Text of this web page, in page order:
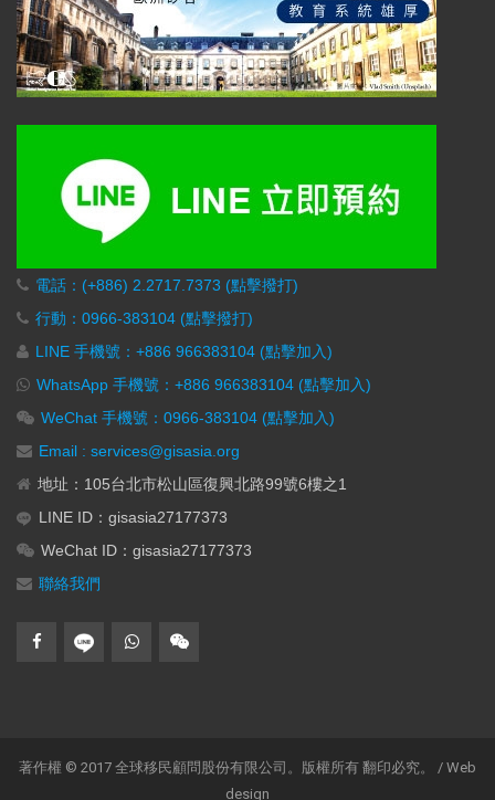
電話：(+886) 2.2717.7373 (點擊撥打)
行動：0966-383104 (點擊撥打)
LINE 手機號：+886 966383104 (點擊加入)
WhatsApp 手機號：+886 966383104 (點擊加入)
WeChat 手機號：0966-383104 (點擊加入)
Email : services@gisasia.org
地址：105台北市松山區復興北路99號6樓之1
LINE ID：gisasia27177373
WeChat ID：gisasia27177373
聯絡我們
著作權 © 2017 全球移民顧問股份有限公司。版權所有 翻印必究。 / Web
design